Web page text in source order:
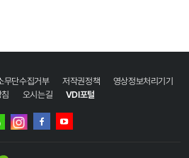
무단수집거부 저작권정책
영상정보처리기기
오시는길 VDI포털
네이버
인스타그램